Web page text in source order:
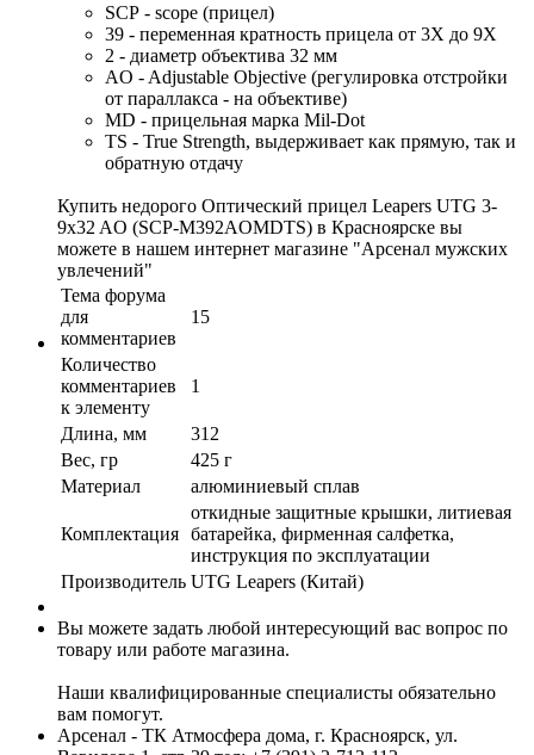
SCP - scope (прицел)
39 - переменная кратность прицела от 3Х до 9Х
2 - диаметр объектива 32 мм
AO - Adjustable Objective (регулировка отстройки
от параллакса - на объективе)
MD - прицельная марка Mil-Dot
TS - True Strength, выдерживает как прямую, так и
обратную отдачу
Купить недорого Оптический прицел Leapers UTG 3-
9x32 AO (SCP-M392AOMDTS) в Красноярске вы
можете в нашем интернет магазине "Арсенал мужских
увлечений"
Тема форума
для
комментариев
15
Количество
комментариев
к элементу
1
Длина, мм
312
Вес, гр
425 г
Материал
алюминиевый сплав
Комплектация
откидные защитные крышки, литиевая
батарейка, фирменная салфетка,
инструкция по эксплуатации
Производитель UTG Leapers (Китай)
Вы можете задать любой интересующий вас вопрос по
товару или работе магазина.
Наши квалифицированные специалисты обязательно
вам помогут.
Арсенал - ТК Атмосфера дома, г. Красноярск, ул.